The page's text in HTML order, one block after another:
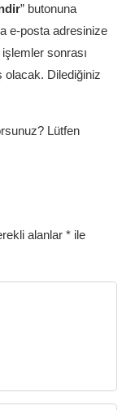
” butonuna
e-posta adresinize
sonrası
olacak. Dilediğiniz
Lütfen
alanlar *ile